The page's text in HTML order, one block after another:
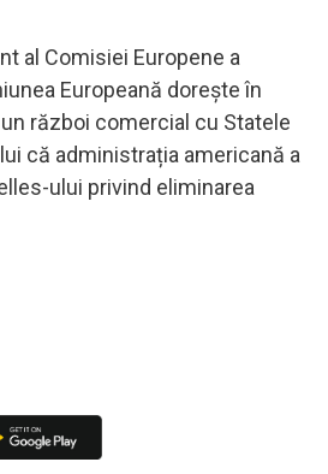
al Comisiei Europene a
Europeană dorește în
război comercial cu Statele
că administrația americană a
ului privind eliminarea